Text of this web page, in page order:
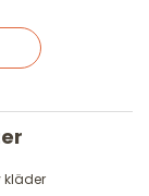
kläder